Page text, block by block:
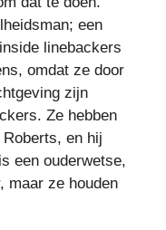
een
linebackers
omdat ze door
zijn
Ze hebben
en hij
een ouderwetse,
maar ze houden